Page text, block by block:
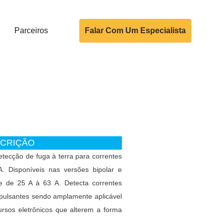
Parceiros Falar Com Um Especialista
de fuga à terra para correntes
Disponíveis nas versões bipolar e
de 25 A à 63 A. Detecta correntes
sendo amplamente aplicável
eletrônicos que alterem a forma